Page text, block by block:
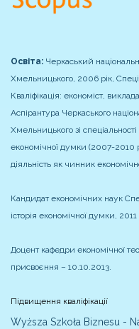
Освіта: Черкаський
Хмельницького, 2006 рік,
Кваліфікація: економіст,
Аспірантура Черкаського
Хмельницького зі
економічної думки (2007-2010
діяльність як чинник
Кандидат економічних наук
історія економічної думки, 2011
Доцент кафедри економічної
присвоєння – 10.10.2013.
Підвищення кваліфікації
Wyższa Szkoła Biznesu -